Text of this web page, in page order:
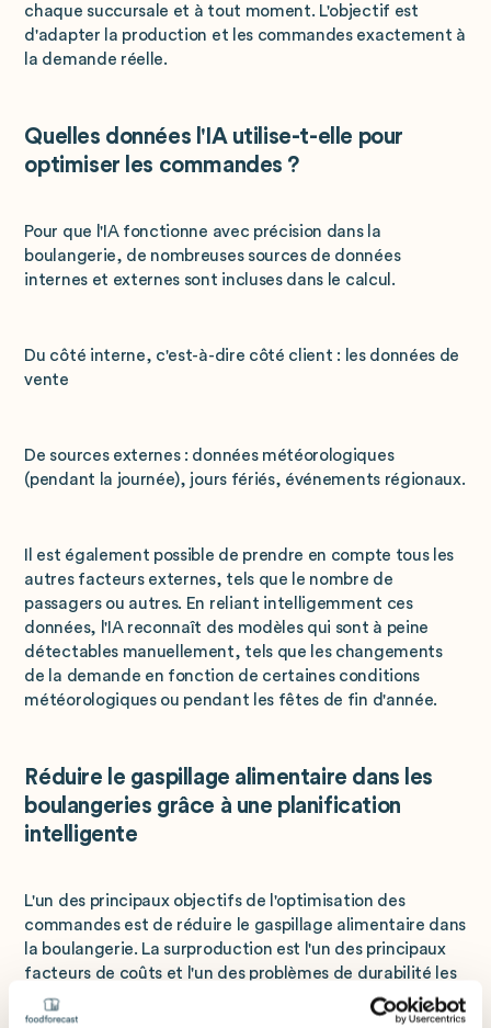
chaque succursale et à tout moment. L'objectif est
d'adapter la production et les commandes exactement à
la demande réelle.
Quelles données l'IA utilise-t-elle pour
optimiser les commandes ?
Pour que l'IA fonctionne avec précision dans la
boulangerie, de nombreuses sources de données
internes et externes sont incluses dans le calcul.
Du côté interne, c'est-à-dire côté client : les données de
vente
De sources externes : données météorologiques
(pendant la journée), jours fériés, événements régionaux.
Il est également possible de prendre en compte tous les
autres facteurs externes, tels que le nombre de
passagers ou autres. En reliant intelligemment ces
données, l'IA reconnaît des modèles qui sont à peine
détectables manuellement, tels que les changements
de la demande en fonction de certaines conditions
météorologiques ou pendant les fêtes de fin d'année.
Réduire le gaspillage alimentaire dans les
boulangeries grâce à une planification
intelligente
L'un des principaux objectifs de l'optimisation des
commandes est de réduire le gaspillage alimentaire dans
la boulangerie. La surproduction est l'un des principaux
facteurs de coûts et l'un des problèmes de durabilité les
plus importants dans la vie quotidienne des boulangeries.